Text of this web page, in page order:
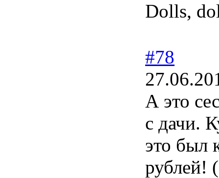
Dolls,
#78
А это
с дачи.
это был
рублей!